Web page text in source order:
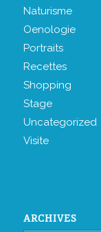
Naturisme
Oenologie
Portraits
Recettes
Shopping
Stage
Uncategorized
Visite
ARCHIVES